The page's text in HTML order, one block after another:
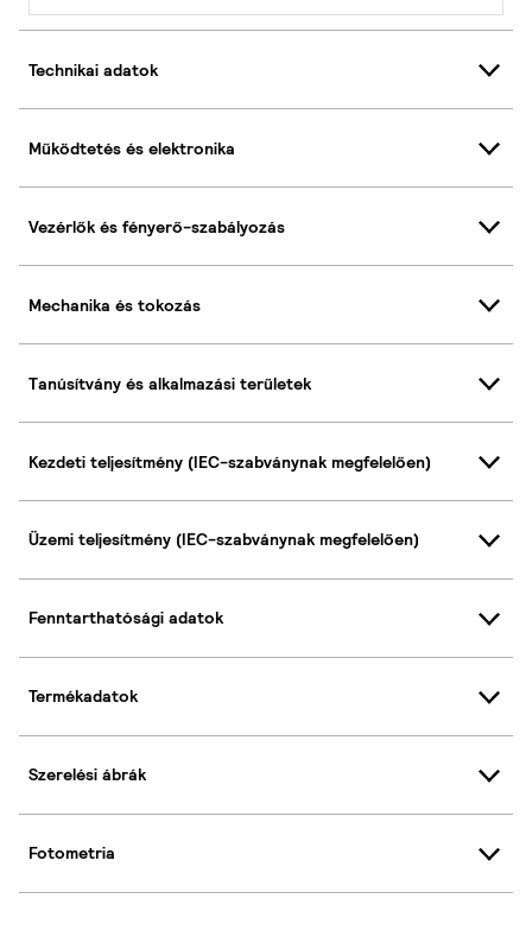
Technikai adatok
Működtetés és elektronika
Vezérlők és fényerő-szabályozás
Mechanika és tokozás
Tanúsítvány és alkalmazási területek
Kezdeti teljesítmény (IEC-szabványnak megfelelően)
Üzemi teljesítmény (IEC-szabványnak megfelelően)
Fenntarthatósági adatok
Termékadatok
Szerelési ábrák
Fotometria